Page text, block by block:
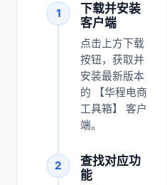
1
下载并安装
客户端
点击上方下载
按钮，获取并
安装最新版本
的 【华程电商
工具箱】 客户
端。
2
查找对应功
能